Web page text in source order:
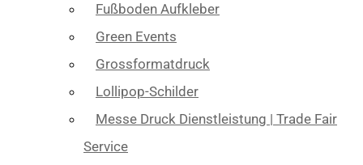
Fußboden Aufkleber
Green Events
Grossformatdruck
Lollipop-Schilder
Messe Druck Dienstleistung | Trade Fair
Service